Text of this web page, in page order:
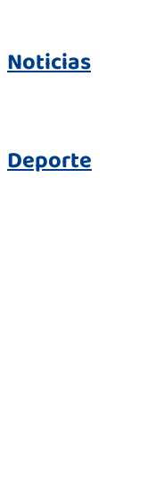
Noticias
Deporte